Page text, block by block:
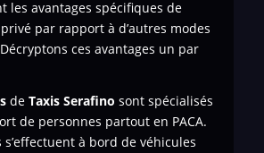
les avantages spécifiques de
par rapport à d’autres modes
ces avantages un par
de Taxis Serafino sont spécialisés
de personnes partout en PACA.
à bord de véhicules